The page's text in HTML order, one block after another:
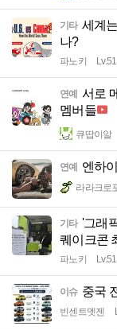
기타 세계
나?
파노키 Lv.51
연예
서로
멤버들
큐땁이알
연예 엔하
라라크로
기타 '그래
퀘이크콘
파노키 Lv.51
이슈 중국
빈센트멧젠